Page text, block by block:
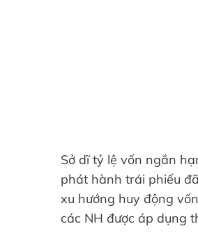
Sở dĩ tỷ lệ vốn ngắn
phát hành trái phiếu
xu hướng huy động
các NH được áp dụng